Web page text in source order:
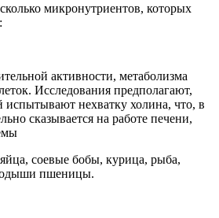
микронутриентов, которых
активности, метаболизма
Исследования предполагают,
нехватку холина, что, в
сказывается на работе печени,
соевые бобы, курица, рыба,
пшеницы.